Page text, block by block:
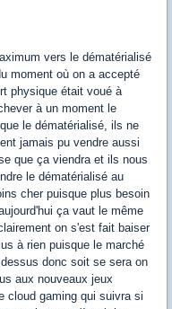
vers le dématérialisé
moment où on a accepté
physique était voué à
à un moment le
le dématérialisé, ils ne
jamais pu vendre aussi
que ça viendra et ils nous
le dématérialisé au
cher puisque plus besoin
ça vaut le même
on s'est fait baiser
à rien puisque le marché
donc soit se sera on
aux nouveaux jeux
cloud gaming qui suivra si